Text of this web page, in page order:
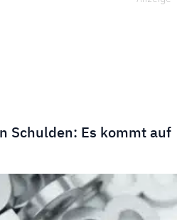
Schulden: Es kommt auf